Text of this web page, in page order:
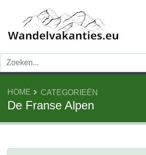
HOME CATEGORIEËN
De Franse Alpen